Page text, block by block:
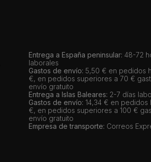
Entrega a España peninsular: 48-72
laborales
Gastos de envío: 5,50 € en pedidos
€, en pedidos superiores a 70 €
envío gratuito
Entrega a Islas Baleares: 2-7 días
Gastos de envío: 14,34 € en pedidos
€, en pedidos superiores a 100 €
envío gratuito
Empresa de transporte: Correos